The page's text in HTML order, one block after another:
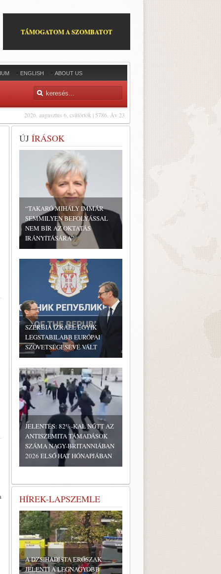
TÁMOGATOM A SZOMBATOT
ENGLISH ABOUT US
2026. augusztus 6, csütörtök | 5786. Áv 23
ÚJ ÍRÁSOK
“TAKARÓ MIHÁLY IMMÁR
SEMMILYEN BEFOLYÁSSAL
NEM BÍR AZ OKTATÁS
IRÁNYÍTÁSÁRA”
SZERBIA IZRAEL EGYIK
LEGSTABILABB EURÓPAI
SZÖVETSÉGESÉVÉ VÁLT
JELENTÉS: 82%-KAL NŐTT AZ
ANTISZEMITA TÁMADÁSOK
SZÁMA NAGY-BRITANNIÁBAN
2026 ELSŐ HAT HÓNAPJÁBAN
HÍREK-LAPSZEMLE
A DZSIHADISTA ERŐSZAK
JELENTI A LEGNAGYOBB